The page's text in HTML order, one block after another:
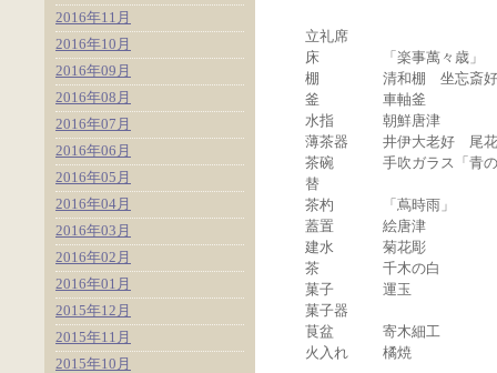
立礼席
床
棚
釜
水指
薄茶器
茶碗
替
茶杓
蓋置
建水
茶
菓子
菓子器
茛盆
火入れ
「楽事萬々歳」
清和棚 坐忘斎好
車軸釜
朝鮮唐津
井伊大老好 尾
手吹ガラス「青
「蔦時雨」
絵唐津
菊花彫
千木の白
運玉
寄木細工
橘焼
2016年11月
2016年10月
2016年09月
2016年08月
2016年07月
2016年06月
2016年05月
2016年04月
2016年03月
2016年02月
2016年01月
2015年12月
2015年11月
2015年10月